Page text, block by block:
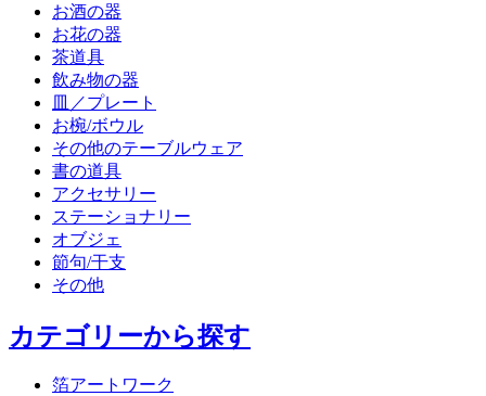
お酒の器
お花の器
茶道具
飲み物の器
皿／プレート
お椀/ボウル
その他のテーブルウェア
書の道具
アクセサリー
ステーショナリー
オブジェ
節句/干支
その他
カテゴリーから探す
箔アートワーク